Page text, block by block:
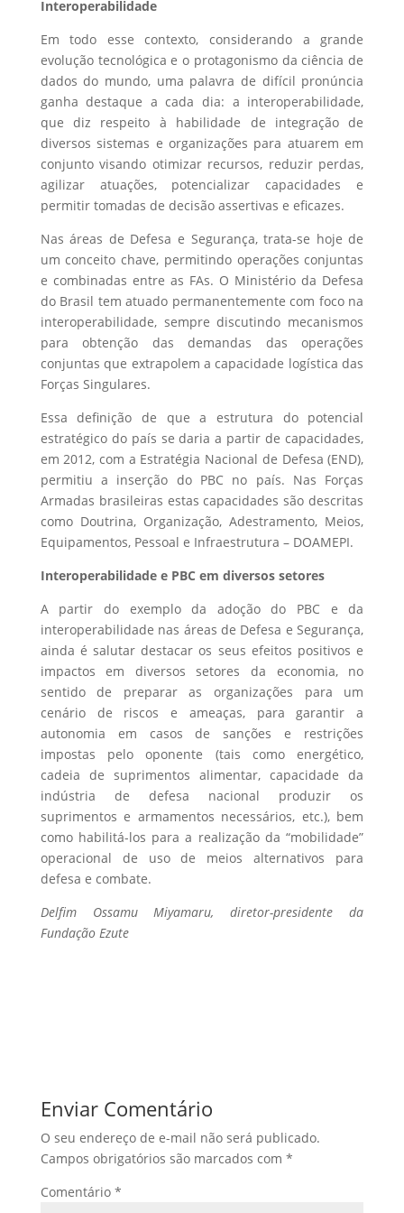
Interoperabilidade
Em todo esse contexto, considerando a grande
evolução tecnológica e o protagonismo da ciência de
dados do mundo, uma palavra de difícil pronúncia
ganha destaque a cada dia: a interoperabilidade,
que diz respeito à habilidade de integração de
diversos sistemas e organizações para atuarem em
conjunto visando otimizar recursos, reduzir perdas,
agilizar atuações, potencializar capacidades e
permitir tomadas de decisão assertivas e eficazes.
Nas áreas de Defesa e Segurança, trata-se hoje de
um conceito chave, permitindo operações conjuntas
e combinadas entre as FAs. O Ministério da Defesa
do Brasil tem atuado permanentemente com foco na
interoperabilidade, sempre discutindo mecanismos
para obtenção das demandas das operações
conjuntas que extrapolem a capacidade logística das
Forças Singulares.
Essa definição de que a estrutura do potencial
estratégico do país se daria a partir de capacidades,
em 2012, com a Estratégia Nacional de Defesa (END),
permitiu a inserção do PBC no país. Nas Forças
Armadas brasileiras estas capacidades são descritas
como Doutrina, Organização, Adestramento, Meios,
Equipamentos, Pessoal e Infraestrutura – DOAMEPI.
Interoperabilidade e PBC em diversos setores
A partir do exemplo da adoção do PBC e da
interoperabilidade nas áreas de Defesa e Segurança,
ainda é salutar destacar os seus efeitos positivos e
impactos em diversos setores da economia, no
sentido de preparar as organizações para um
cenário de riscos e ameaças, para garantir a
autonomia em casos de sanções e restrições
impostas pelo oponente (tais como energético,
cadeia de suprimentos alimentar, capacidade da
indústria de defesa nacional produzir os
suprimentos e armamentos necessários, etc.), bem
como habilitá-los para a realização da “mobilidade”
operacional de uso de meios alternativos para
defesa e combate.
Delfim Ossamu Miyamaru, diretor-presidente da
Fundação Ezute
Enviar Comentário
O seu endereço de e-mail não será publicado.
Campos obrigatórios são marcados com *
Comentário *